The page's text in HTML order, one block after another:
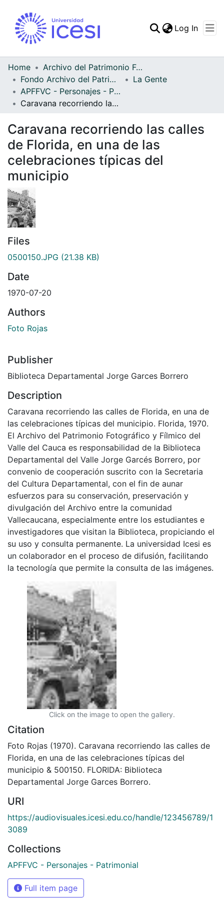
Statistics
Log In
Home
Archivo del Patrimonio Fotográfico y Fílmico del Valle del Cauca
Fondo Archivo del Patrimonio Fotográfico y Fílmico del Valle del Cauca
La Gente
APFFVC - Personajes - Patrimonial
Caravana recorriendo las calles de Florida, en una de las celebraciones típicas del municipio
Caravana recorriendo las calles
de Florida, en una de las
celebraciones típicas del
municipio
Files
0500150.JPG (21.38 KB)
Date
1970-07-20
Authors
Foto Rojas
Publisher
Biblioteca Departamental Jorge Garces Borrero
Description
Caravana recorriendo las calles de Florida, en una de
las celebraciones típicas del municipio. Florida, 1970.
El Archivo del Patrimonio Fotográfico y Fílmico del
Valle del Cauca es responsabilidad de la Biblioteca
Departamental del Valle Jorge Garcés Borrero, por
convenio de cooperación suscrito con la Secretaria
del Cultura Departamental, con el fin de aunar
esfuerzos para su conservación, preservación y
divulgación del Archivo entre la comunidad
Vallecaucana, especialmente entre los estudiantes e
investigadores que visitan la Biblioteca, propiciando el
su uso y consulta permanente. La universidad Icesi es
un colaborador en el proceso de difusión, facilitando
la tecnología que permite la consulta de las imágenes.
Click on the image to open the gallery.
Citation
Foto Rojas (1970). Caravana recorriendo las calles de
Florida, en una de las celebraciones típicas del
municipio & 500150. FLORIDA: Biblioteca
Departamental Jorge Garces Borrero.
URI
https://audiovisuales.icesi.edu.co/handle/123456789/1
3089
Collections
APFFVC - Personajes - Patrimonial
Full item page